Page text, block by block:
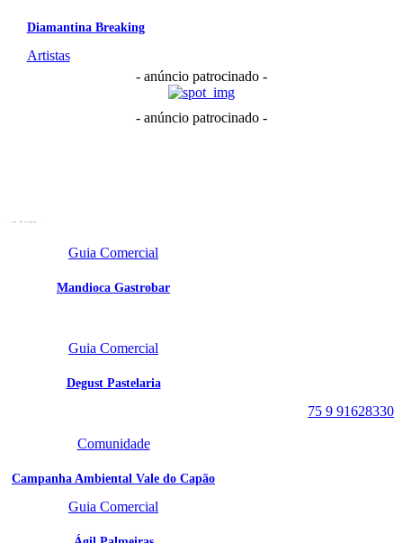
Diamantina Breaking
Artistas
- anúncio patrocinado -
- anúncio patrocinado -
Guia Comercial
Mandioca Gastrobar
Guia Comercial
Degust Pastelaria
Comunidade
Campanha Ambiental Vale do Capão
Guia Comercial
75 9 91628330